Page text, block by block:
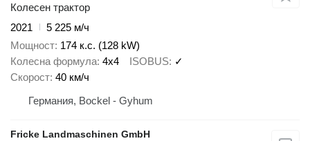
Колесен трактор
2021
5 225 м/ч
Мощност 174 к.с. (128 kW)
Колесна формула 4x4 ISOBUS ✓
Скорост 40 км/ч
Германия, Bockel - Gyhum
Fricke Landmaschinen GmbH